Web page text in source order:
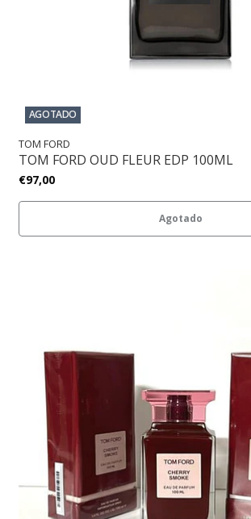
AGOTADO
TOM FORD
TOM FORD OUD FLEUR EDP 100ML
€97,00
Agotado